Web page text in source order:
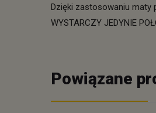
Dzięki zastosowaniu maty
WYSTARCZY JEDYNIE
Powiązane